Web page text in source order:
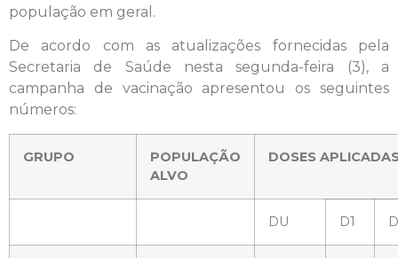
população em geral.
De acordo com as atualizações fornecidas pela
Secretaria de Saúde nesta segunda-feira (3), a
campanha de vacinação apresentou os seguintes
números:
GRUPO
POPULAÇÃO
ALVO
DOSES
DU D1